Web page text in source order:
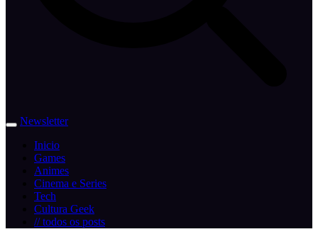
Newsletter
Inicio
Games
Animes
Cinema e Series
Tech
Cultura Geek
// todos os posts